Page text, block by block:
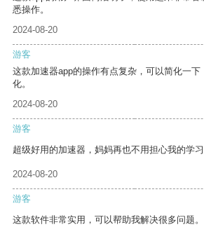
悉操作。
2024-08-20
游客
这款加速器app的操作有点复杂，可以简化一
化。
2024-08-20
游客
超级好用的加速器，妈妈再也不用担心我的学习
2024-08-20
游客
这款软件非常实用，可以帮助我解决很多问题。